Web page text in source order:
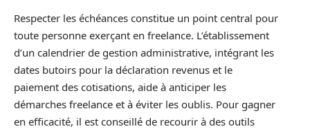
Respecter les échéances constitue un point central pour
toute personne exerçant en freelance. L’établissement
d’un calendrier de gestion administrative, intégrant les
dates butoirs pour la déclaration revenus et le
paiement des cotisations, aide à anticiper les
démarches freelance et à éviter les oublis. Pour gagner
en efficacité, il est conseillé de recourir à des outils